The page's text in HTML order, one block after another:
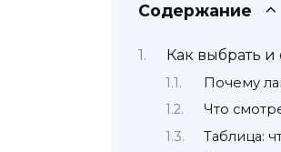
Содержание
Как выбрать
Почему
Что
Таблица: